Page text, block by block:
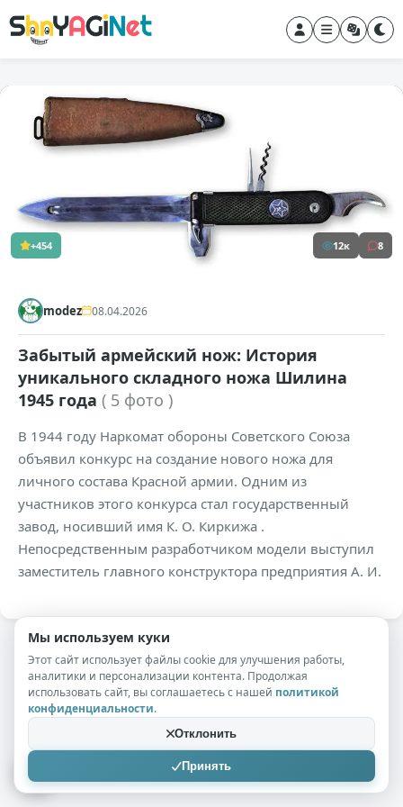
+454 12к 8
modez 08.04.2026
Забытый армейский нож: История
уникального складного ножа Шилина
1945 года ( 5 фото )
В 1944 году Наркомат обороны Советского Союза
объявил конкурс на создание нового ножа для
личного состава Красной армии. Одним из
участников этого конкурса стал государственный
завод, носивший имя К. О. Киркижа .
Непосредственным разработчиком модели выступил
заместитель главного конструктора предприятия А. И.
Мы используем куки
Этот сайт использует файлы cookie для улучшения работы,
аналитики и персонализации контента. Продолжая
использовать сайт, вы соглашаетесь с нашей политикой
конфиденциальности.
Отклонить
Принять